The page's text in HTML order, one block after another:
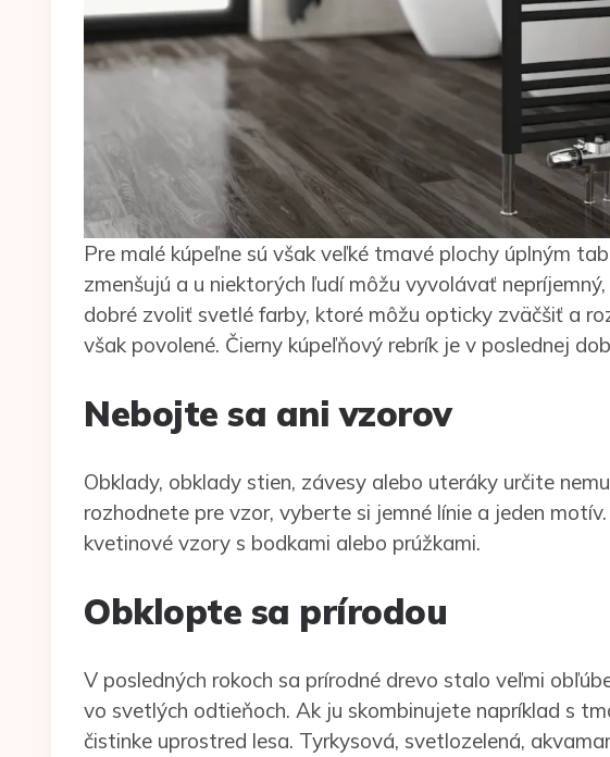
Pre malé kúpeľne sú však veľké tmavé plochy úplným
zmenšujú a u niektorých ľudí môžu vyvolávať
dobré zvoliť svetlé farby, ktoré môžu opticky zväčšiť a
však povolené. Čierny kúpeľňový rebrík je v poslednej
Nebojte sa ani vzorov
Obklady, obklady stien, závesy alebo uteráky určite
rozhodnete pre vzor, vyberte si jemné línie a jeden
kvetinové vzory s bodkami alebo prúžkami.
Obklopte sa prírodou
V posledných rokoch sa prírodné drevo stalo veľmi
vo svetlých odtieňoch. Ak ju skombinujete napríklad s
čistinke uprostred lesa. Tyrkysová, svetlozelená,